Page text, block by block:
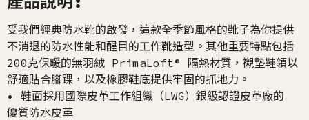
受我們經典防水靴的啟發，這款全季節風格的靴子為你提供
不消退的防水性能和醒目的工作靴造型。其他重要特點包括
200克保暖的無羽絨 PrimaLoft® 隔熱材質，襯墊鞋領以
舒適貼合腳踝，以及橡膠鞋底提供牢固的抓地力。
• 鞋面採用國際皮革工作組織（LWG）銀級認證皮革廠的
優質防水皮革